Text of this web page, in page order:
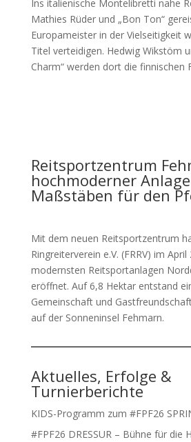
Ins italienische Montelibretti nahe
Mathies Rüder und „Bon Ton“
Europameister in der Vielseitigkeit
Titel verteidigen. Hedwig Wikstöm
Charm“ werden dort die finnischen
Reitsportzentrum
hochmoderner
Maßstäben für den
Mit dem neuen Reitsportzentrum
Ringreiterverein e.V. (FRRV) im
modernsten Reitsportanlagen
eröffnet. Auf 6,8 Hektar entstand
Gemeinschaft und
auf der Sonneninsel Fehmarn.
Aktuelles, Erfolge &
Turnierberichte
KIDS-Programm zum #FPF26
#FPF26 DRESSUR – Bühne für die